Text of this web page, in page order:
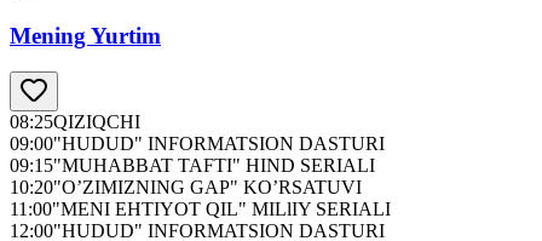
Mening Yurtim
08:25QIZIQCHI
09:00"HUDUD" INFORMATSION DASTURI
09:15"MUHABBAT TAFTI" HIND SERIALI
10:20"O’ZIMIZNING GAP" KO’RSATUVI
11:00"MENI EHTIYOT QIL" MILlIY SERIALI
12:00"HUDUD" INFORMATSION DASTURI